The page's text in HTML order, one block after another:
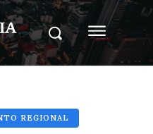
REGIONAL